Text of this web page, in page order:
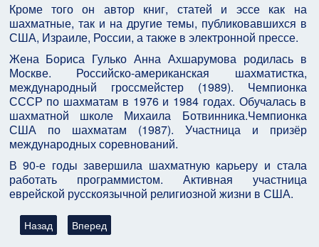
Кроме того он автор книг, статей и эссе как на
шахматные, так и на другие темы, публиковавшихся в
США, Израиле, России, а также в электронной прессе.
Жена Бориса Гулько Анна Ахшарумова родилась в
Москве. Российско-американская шахматистка,
международный гроссмейстер (1989). Чемпионка
СССР по шахматам в 1976 и 1984 годах. Обучалась в
шахматной школе Михаила Ботвинника.Чемпионка
США по шахматам (1987). Участница и призёр
международных соревнований.
В 90-е годы завершила шахматную карьеру и стала
работать программистом. Активная участница
еврейской русскоязычной религиозной жизни в США.
Предыдущий: ХАТИКВА - гимн Израиля, "Государства
Назад Следующий: Истина в том, что Палестина реальна
Вперед